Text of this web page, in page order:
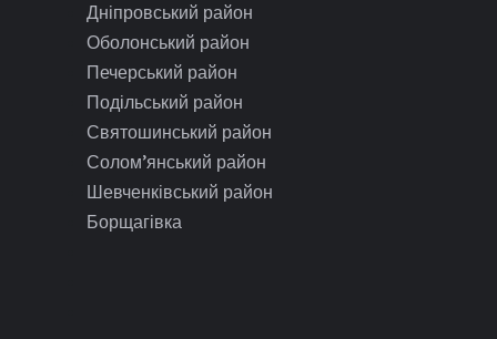
Дніпровський район
Оболонський район
Печерський район
Подільський район
Святошинський район
Солом’янський район
Шевченківський район
Борщагівка